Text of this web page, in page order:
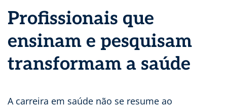
Profissionais que
ensinam e pesquisam
transformam a saúde
A carreira em saúde não se resume ao